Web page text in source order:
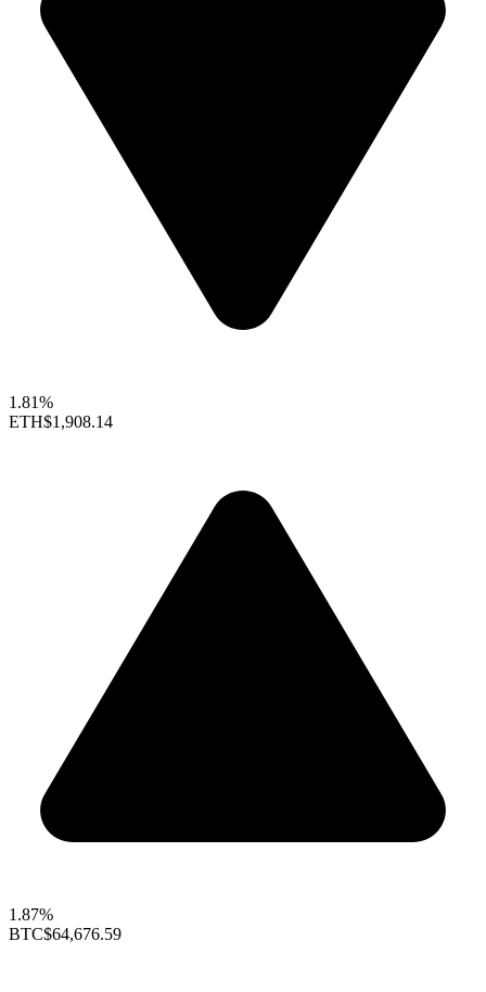
1.81%
ETH$1,908.14
1.87%
BTC$64,676.59